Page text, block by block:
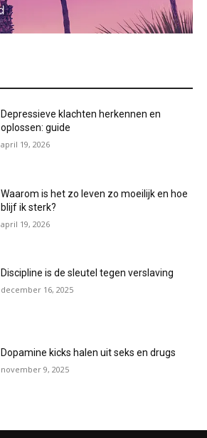
Depressieve klachten herkennen en
oplossen: guide
april 19, 2026
Waarom is het zo leven zo moeilijk en hoe
blijf ik sterk?
april 19, 2026
Discipline is de sleutel tegen verslaving
december 16, 2025
Dopamine kicks halen uit seks en drugs
november 9, 2025